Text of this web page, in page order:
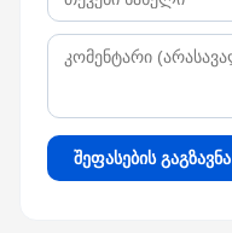
შეფასების გაგზავნა